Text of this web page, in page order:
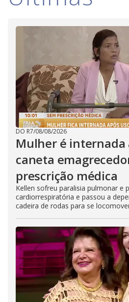
DO R7/08/08/2026
Mulher é internada
caneta
prescrição médica
Kellen sofreu paralisia pulmonar e
cardiorrespiratória e passou a
cadeira de rodas para se